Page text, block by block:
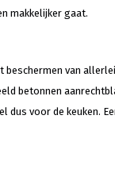
makkelijker gaat.
van
betonnen
voor de keuken.